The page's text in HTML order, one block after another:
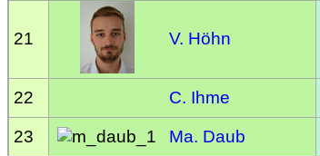
21 V. Höhn
22 C. Ihme
23 Ma. Daub